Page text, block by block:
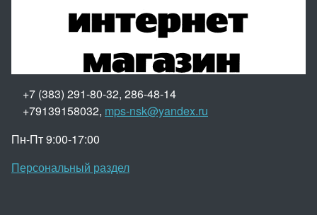
+7 (383) 291-80-32, 286-48-14
+79139158032, mps-nsk@yandex.ru
Пн-Пт 9:00-17:00
Персональный раздел